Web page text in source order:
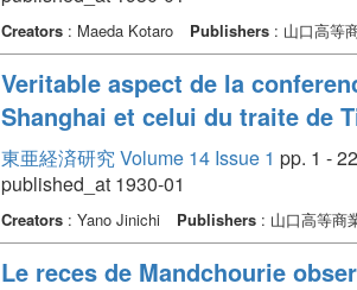
Creators: Maeda Kotaro Publishers: 山口高等
Veritable aspect de la
Shanghai et celui du traite de
東亜経済研究 Volume 14 Issue 1 pp. 1 - 22
published_at 1930-01
Creators: Yano Jinichi Publishers: 山口高等商
Le reces de Mandchourie